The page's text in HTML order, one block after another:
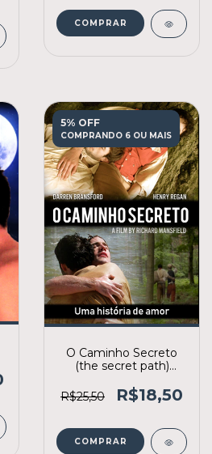
COMPRAR
5% OFF
COMPRANDO 6 OU MAIS
O Caminho Secreto
(the secret path)
R$25,50
R$18,50
COMPRAR